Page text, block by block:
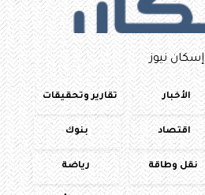
إسكان نيوز
الأخبار تقارير وتحقيقات
اقتصاد بنوك
نقل وطاقة رياضة